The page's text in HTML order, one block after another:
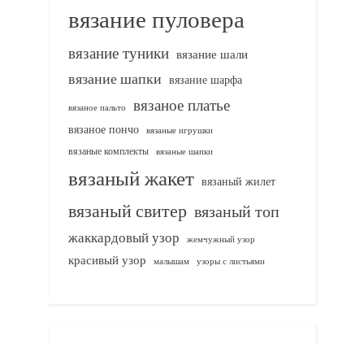
вязание пуловера
вязание туники вязание шали
вязание шапки вязание шарфа
вязаное пальто вязаное платье
вязаное пончо вязаные игрушки
вязаные комплекты
вязаные шапки
вязаный жакет вязаный жилет
вязаный свитер вязаный топ
жаккардовый узор жемчужный узор
красивый узор малышам узоры с листьями